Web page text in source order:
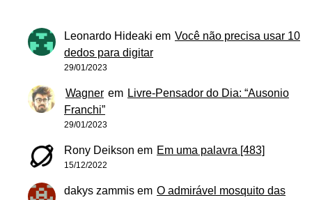
Leonardo Hideaki em Você não precisa usar 10
dedos para digitar
29/01/2023
Wagner em Livre-Pensador do Dia: “Ausonio
Franchi”
29/01/2023
Rony Deikson em Em uma palavra [483]
15/12/2022
dakys zammis em O admirável mosquito das